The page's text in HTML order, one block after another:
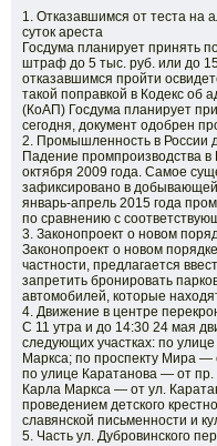
1. Отказавшимся от теста на
суток ареста
Госдума планирует принять
штраф до 5 тыс. руб. или до
отказавшимся пройти
такой поправкой в Кодекс об
(КоАП) Госдума планирует
сегодня, документ одобрен
2. Промышленность в России
Падение промпроизводства в
октября 2009 года. Самое
зафиксировано в
январь-апрель 2015 года
по сравнению с
3. Законопроект о новом
Законопроект о новом
частности, предлагается
запретить бронировать
автомобилей, которые
4. Движение в центре
С 11 утра и до 14:30 24 мая
следующих участках: по
Маркса; по проспекту Мира —
по улице Каратанова — от
Карла Маркса — от ул.
проведением детского
славянской письменности и
5. Часть ул. Дубровинского